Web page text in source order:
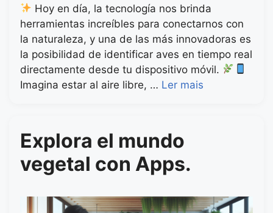
Hoy en día, la tecnología nos brinda
herramientas increíbles para conectarnos con
la naturaleza, y una de las más innovadoras es
la posibilidad de identificar aves en tiempo real
directamente desde tu dispositivo móvil.
Imagina estar al aire libre, … Ler mais
Explora el mundo
vegetal con Apps.